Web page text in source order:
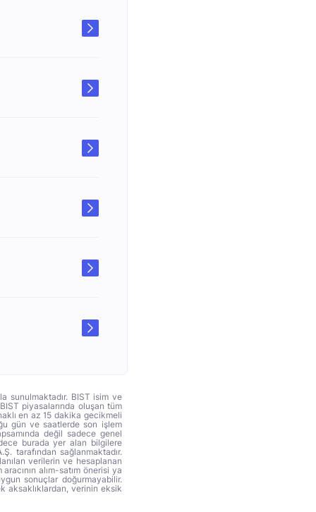
sunulmaktadır. BIST isim ve
piyasalarında oluşan tüm
en az 15 dakika gecikmeli
gün ve saatlerde son işlem
değil sadece genel
burada yer alan bilgilere
tarafından sağlanmaktadır.
verilerin ve hesaplanan
alım-satım önerisi ya
sonuçlar doğurmayabilir.
aksaklıklardan, verinin eksik